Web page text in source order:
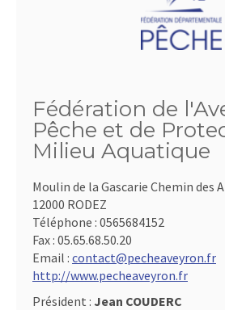
Fédération de
Pêche et de
Milieu Aquatique
Moulin de la Gascarie Chemin des
12000 RODEZ
Téléphone : 0565684152
Fax : 05.65.68.50.20
Email : contact@pecheaveyron.fr
http://www.pecheaveyron.fr
Président : Jean COUDERC